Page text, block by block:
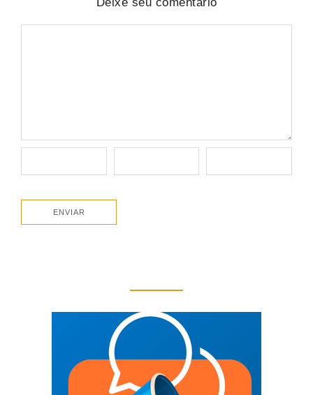
Deixe seu comentário